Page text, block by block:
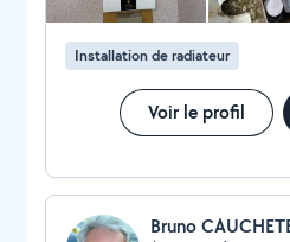
Installation de radiateur
Voir le profil
Bruno